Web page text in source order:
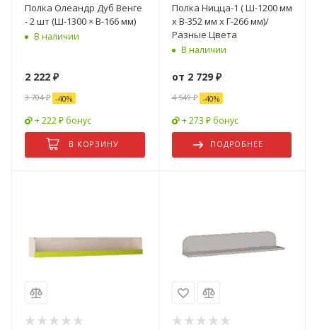
Полка Олеандр Дуб Венге
- 2 шт (Ш-1300 × В-166 мм)
В наличии
2 222 ₽
3 704₽ -40%
+ 222 ₽ бонус
В КОРЗИНУ
Полка Ницца-1 ( Ш-1200 мм
x В-352 мм x Г-266 мм)/
Разные Цвета
В наличии
от 2 729 ₽
4 549 ₽ -40%
+ 273 ₽ бонус
ПОДРОБНЕЕ